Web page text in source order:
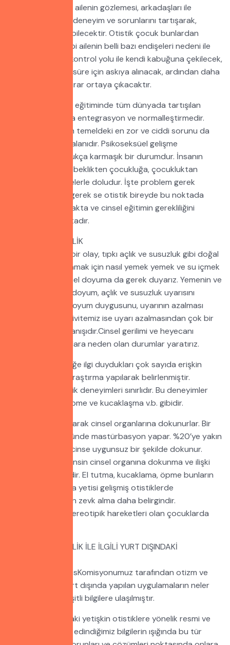
Normal çocuk TV, ailenin gözlemesi, arkadaşları ile
konuşarak, cinsel deneyim ve sorunlarını tartışarak,
okuyarak öğrenebilecektir. Otistik çocuk bunlardan
yoksun olduğu gibi ailenin belli bazı endişeleri nedeni ile
daha fazla baskı kontrol yolu ile kendi kabuğuna çekilecek,
sorun sadece bir süre için askıya alınacak, ardından daha
şiddetlenerek tekrar ortaya çıkacaktır.
Otistik çocukların eğitiminde tüm dünyada tartışılan
önemli bir konu da entegrasyon ve normalleştirmedir.
Normalleştirmenin temeldeki en zor ve ciddi sorunu da
seksüel davranış alanıdır. Psikoseksüel gelişme
tanımlanması oldukça karmaşık bir durumdur. İnsanın
gelişme süreci, bebeklikten çocukluğa, çocukluktan
yetişkinliğe tehlikelerle doludur. İşte problem gerek
normal çocukta, gerek se otistik bireyde bu noktada
iyice ortaya çıkmakta ve cinsel eğitimin gerekliliğini
kaçınılmaz kılmaktadır.
OTİZM VE CİNSELLİK
Cinsellik biyolojik bir olay, tıpkı açlık ve susuzluk gibi doğal
bir dürtüdür. Yaşamak için nasıl yemek yemek ve su içmek
zorundaysak cinsel doyuma da gerek duyarız. Yemenin ve
içmenin yarattığı doyum, açlık ve susuzluk uyarısını
giderdiği içindir. Doyum duygusunu, uyarının azalması
yaratır. Cinsel aktivitemiz ise uyarı azalmasından çok bir
uyarı arama davranışıdır.Cinsel gerilimi ve heyecanı
ararız,cinsel uyarılara neden olan durumlar yaratırız.
Otistklerin cinselliğe ilgi duydukları çok sayıda erişkin
otistik üzerinde araştırma yapılarak belirlenmiştir.
Otistiklerin cinsellik deneyimleri sınırlıdır. Bu deneyimler
mastürbasyon, öpme ve kucaklaşma v.b. gibidir.
Otistikler genel olarak cinsel organlarına dokunurlar. Bir
kısmı herkesin önünde mastürbasyon yapar. %20’ye yakın
bir kısmı da karşı cinse uygunsuz bir şekilde dokunur.
Bazıları da karşı cinsin cinsel organına dokunma ve ilişki
kurma eğilimindedir. El tutma, kucaklama, öpme bunların
içindedir. Konuşma yetisi gelişmiş otistiklerde
mastürbasyondan zevk alma daha belirgindir.
Mastürbasyon stereotipik hareketleri olan çocuklarda
OTİZM VE CİNSELLİK İLE İLGİLİ YURT DIŞINDAKİ
autism-awarenessKomisyonumuz tarafından otizm ve
cinsellik ile ilgili yurt dışında yapılan uygulamaların neler
olduğuna dair çeşitli bilgilere ulaşılmıştır.
ABD ve Avrupa’daki yetişkin otistiklere yönelik resmi ve
özel kurumlardan edindiğimiz bilgilerin ışığında bu tür